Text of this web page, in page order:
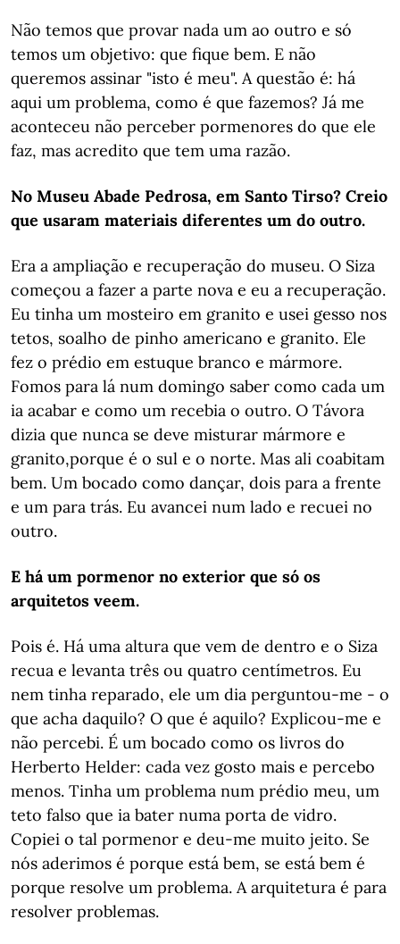
Não temos que provar nada um ao outro e só
temos um objetivo: que fique bem. E não
queremos assinar "isto é meu". A questão é: há
aqui um problema, como é que fazemos? Já me
aconteceu não perceber pormenores do que ele
faz, mas acredito que tem uma razão.
No Museu Abade Pedrosa, em Santo Tirso? Creio
que usaram materiais diferentes um do outro.
Era a ampliação e recuperação do museu. O Siza
começou a fazer a parte nova e eu a recuperação.
Eu tinha um mosteiro em granito e usei gesso nos
tetos, soalho de pinho americano e granito. Ele
fez o prédio em estuque branco e mármore.
Fomos para lá num domingo saber como cada um
ia acabar e como um recebia o outro. O Távora
dizia que nunca se deve misturar mármore e
granito,porque é o sul e o norte. Mas ali coabitam
bem. Um bocado como dançar, dois para a frente
e um para trás. Eu avancei num lado e recuei no
outro.
E há um pormenor no exterior que só os
arquitetos veem.
Pois é. Há uma altura que vem de dentro e o Siza
recua e levanta três ou quatro centímetros. Eu
nem tinha reparado, ele um dia perguntou-me - o
que acha daquilo? O que é aquilo? Explicou-me e
não percebi. É um bocado como os livros do
Herberto Helder: cada vez gosto mais e percebo
menos. Tinha um problema num prédio meu, um
teto falso que ia bater numa porta de vidro.
Copiei o tal pormenor e deu-me muito jeito. Se
nós aderimos é porque está bem, se está bem é
porque resolve um problema. A arquitetura é para
resolver problemas.